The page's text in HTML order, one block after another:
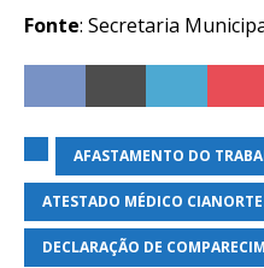
Fonte: Secretaria
AFASTAMENTO DO
ATESTADO MÉDICO CIANORTE
DECLARAÇÃO DE